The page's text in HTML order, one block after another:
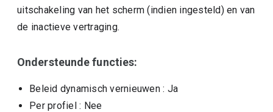
uitschakeling van het scherm (indien ingesteld) en van
de inactieve vertraging.
Ondersteunde functies:
Beleid dynamisch vernieuwen : Ja
Per profiel : Nee